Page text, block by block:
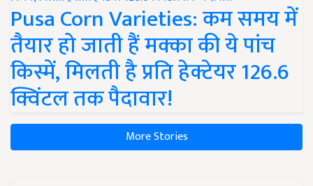
Pusa Corn Varieties: कम समय में
तैयार हो जाती हैं मक्का की ये पांच
किस्में, मिलती है प्रति हेक्टेयर 126.6
क्विंटल तक पैदावार!
More Stories